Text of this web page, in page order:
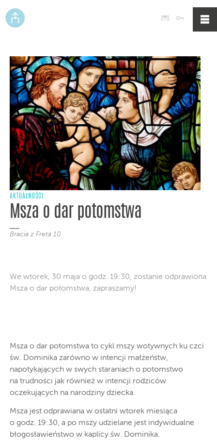
Poczta
AKTUALNOŚCI
Msza o dar potomstwa
Bracia z Freta 10
We wtorek, 30 maja o godz. 19:30, zostanie odprawiona
Msza o dar potomstwa, zapraszamy!
Msza o dar potomstwa to cykl mszy wotywnych ku czci
św. Dominika zarówno w intencji małżeństw,
napotykających w swych staraniach o potomstwo
na trudności jak również w intencji rodziców
oczekujących na narodziny dziecka.
Msza jest odprawiana w ostatni wtorek miesiąca
o godz. 19:30, a po mszy udzielane jest indywidualne
błogosławieństwo w kaplicy św. Dominika.